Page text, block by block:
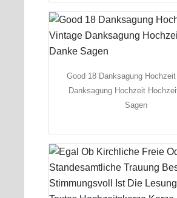
Good 18 Danksagung
Danksagung Hochzeit
Sagen